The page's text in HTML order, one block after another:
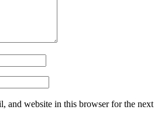
and website in this browser for the next